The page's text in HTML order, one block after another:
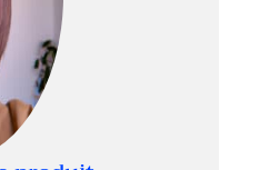
l'emballage) ] - En
cas de perte d'une
carte RFID,
l'autorisation de
sécurité
correspondante